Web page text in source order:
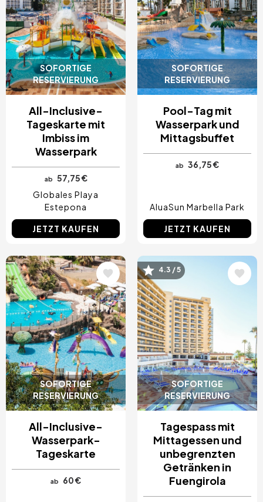
SOFORTIGE
RESERVIERUNG
All-Inclusive-
Tageskarte mit
Imbiss im
Wasserpark
ab
57,75 €
Globales Playa
Estepona
JETZT KAUFEN
SOFORTIGE
RESERVIERUNG
Pool-Tag mit
Wasserpark und
Mittagsbuffet
ab 36,75 €
AluaSun Marbella Park
JETZT KAUFEN
SOFORTIGE
RESERVIERUNG
Bild
All-Inclusive-
Wasserpark-
Tageskarte
ab 60 €
SOFORTIGE
RESERVIERUNG
Bild4.3 / 5
Tagespass mit
Mittagessen und
unbegrenzten
Getränken in
Fuengirola